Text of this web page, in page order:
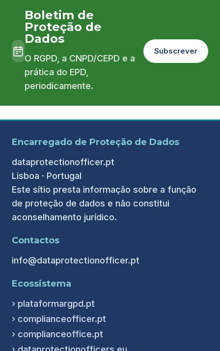
Boletim de
Proteção de
Dados
O RGPD, a CNPD/CEPD e a
prática do EPD,
periodicamente.
Subscrever
Encarregado de Proteção de Dados
dataprotectionofficer.pt
Lisboa · Portugal
Este sítio presta informação sobre a função
de proteção de dados e não constitui
aconselhamento jurídico.
Contactos
info@dataprotectionofficer.pt
Ecossistema
› plataformargpd.pt
› complianceofficer.pt
› complianceoffice.pt